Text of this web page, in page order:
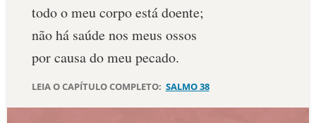
PALAVRA DO DIA
DEVOCIONAL DIÁRIO
todo o meu corpo está doente;
não há saúde nos meus ossos
por causa do meu pecado.
LEIA O CAPÍTULO COMPLETO: SALMO 38